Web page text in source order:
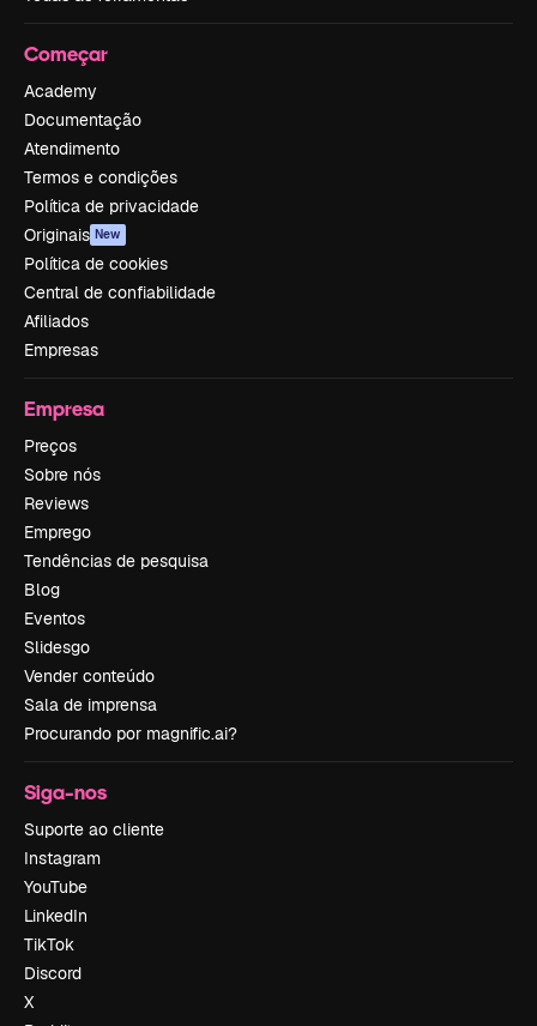
Começar
Academy
Documentação
Atendimento
Termos e condições
Política de privacidade
Originais New
Política de cookies
Central de confiabilidade
Afiliados
Empresas
Empresa
Preços
Sobre nós
Reviews
Emprego
Tendências de pesquisa
Blog
Eventos
Slidesgo
Vender conteúdo
Sala de imprensa
Procurando por magnific.ai?
Siga-nos
Suporte ao cliente
Instagram
YouTube
LinkedIn
TikTok
Discord
X